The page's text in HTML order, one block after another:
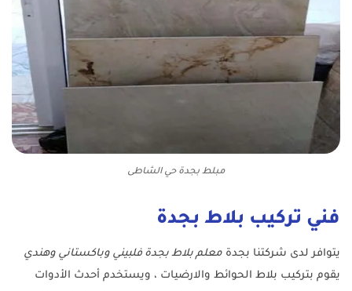
مبلط بجدة حي الشاطى
فني تركيب بلاط بجدة
يتوافر لدى شركتنا بجدة معلم بلاط بجدة فلبيني وباكستاني وهندي
يقوم بتركيب بلاط الحوائط والارضيات ، ويستخدم أحدث الأدوات